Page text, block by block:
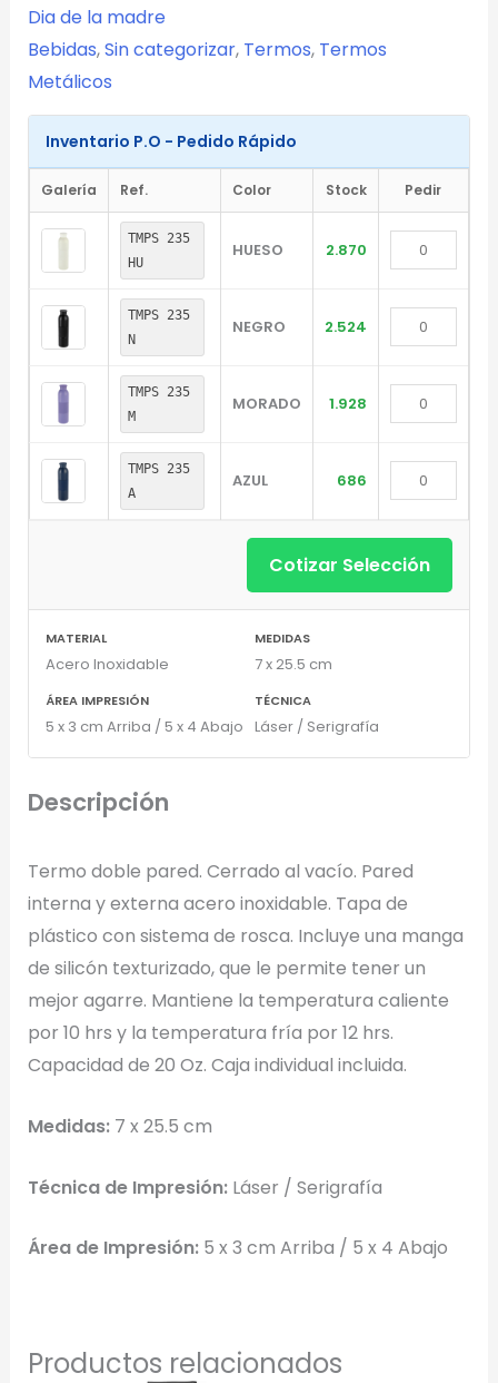
Diseñador de Vistas Previas
con IA
o haz clic para explorar tus archivos
Selecciona el estilo de marcado:
Una Tinta
Marcado en un solo color plano (ideal serigrafía/grabado).
Conserva los colores originales de tu logotipo.
Generar Vista Previa con IA
Dia de la madre
Bebidas,Sin categorizar, Termos, Termos
Metálicos
Inventario P.O - Pedido Rápido
Galería Ref. Color Stock Pedir
TMPS 235
HU
HUESO 2.870
TMPS 235
N
NEGRO 2.524
TMPS 235
M
MORADO 1.928
TMPS 235
A
AZUL 686
Cotizar Selección
MATERIAL
Acero Inoxidable
MEDIDAS
7 x 25.5 cm
ÁREA IMPRESIÓN
5 x 3 cm Arriba / 5 x 4 Abajo
TÉCNICA
Láser / Serigrafía
Descripción
Termo doble pared. Cerrado al vacío. Pared
interna y externa acero inoxidable. Tapa de
plástico con sistema de rosca. Incluye una manga
de silicón texturizado, que le permite tener un
mejor agarre. Mantiene la temperatura caliente
por 10 hrs y la temperatura fría por 12 hrs.
Capacidad de 20 Oz. Caja individual incluida.
Medidas:7 x 25.5 cm
Técnica de Impresión:Láser / Serigrafía
Área de Impresión:5 x 3 cm Arriba / 5 x 4 Abajo
Productos relacionados